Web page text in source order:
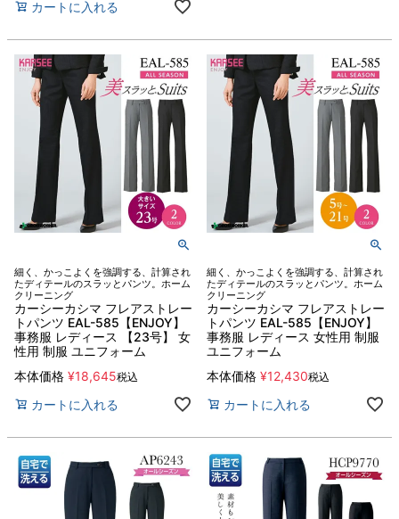
カートに入れる
細く、かっこよくを強調する、計算され
たディテールのスラッとパンツ。ホーム
クリーニング
カーシーカシマ フレアストレー
トパンツ EAL-585【ENJOY】
事務服 レディース 【23号】 女
性用 制服 ユニフォーム
本体価格 ¥18,645税込
カートに入れる
細く、かっこよくを強調する、計算され
たディテールのスラッとパンツ。ホーム
クリーニング
カーシーカシマ フレアストレー
トパンツ EAL-585【ENJOY】
事務服 レディース 女性用 制服
ユニフォーム
本体価格 ¥12,430税込
カートに入れる